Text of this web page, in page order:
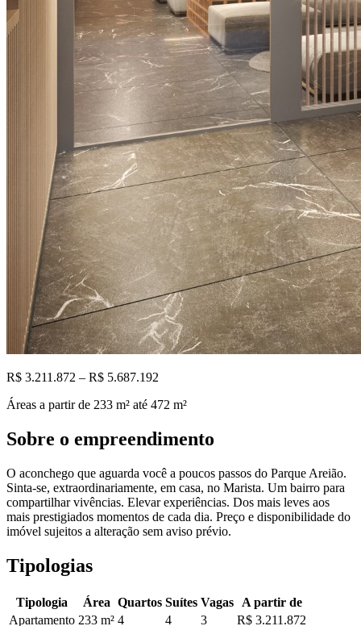
R$ 3.211.872 – R$ 5.687.192
Áreas a partir de 233 m² até 472 m²
Sobre o empreendimento
O aconchego que aguarda você a poucos passos do Parque Areião.
Sinta-se, extraordinariamente, em casa, no Marista. Um bairro para
compartilhar vivências. Elevar experiências. Dos mais leves aos
mais prestigiados momentos de cada dia. Preço e disponibilidade do
imóvel sujeitos a alteração sem aviso prévio.
Tipologias
Tipologia Área Quartos Suítes Vagas
A partir de
Apartamento 233 m² 4 4 3 R$ 3.211.872